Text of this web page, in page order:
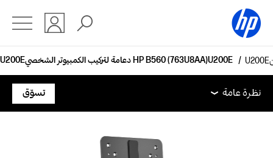
دعامة لتركيب الكمبيوتر الشخصي HP B560‎ (763U8AA)
نظرة عامة المواصفات الفنية الملحقات
الدعم
نظرة عامة
تسوّق